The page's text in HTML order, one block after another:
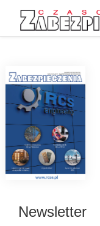
Newsletter